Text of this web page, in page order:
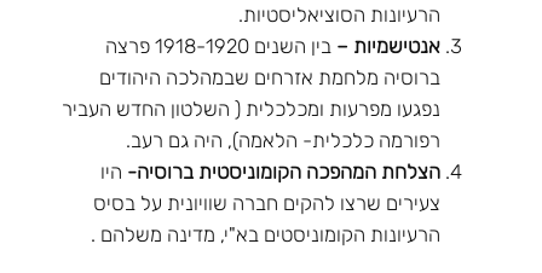
הרעיונות הסוציאליסטיות.
אנטישמיות –
בין השנים 1918-1920 פרצה
ברוסיה מלחמת אזרחים שבמהלכה היהודים
נפגעו מפרעות ומכלכלית ( השלטון החדש העביר
רפורמה כלכלית- הלאמה), היה גם רעב.
הצלחת המהפכה הקומוניסטית ברוסיה- היו
צעירים שרצו להקים חברה שוויונית על בסיס
הרעיונות הקומוניסטים בא"י, מדינה משלהם .